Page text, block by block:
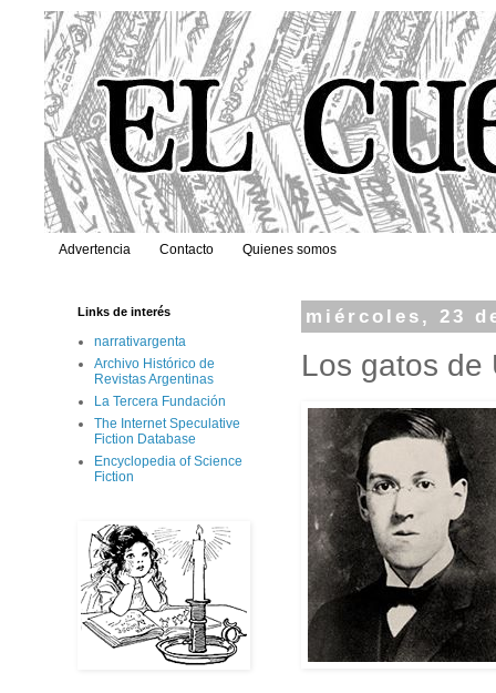
Advertencia Contacto Quienes somos
miércoles, 23
Los gatos de
Links de interés
narrativargenta
Archivo Histórico de
Revistas Argentinas
La Tercera Fundación
The Internet Speculative
Fiction Database
Encyclopedia of Science
Fiction